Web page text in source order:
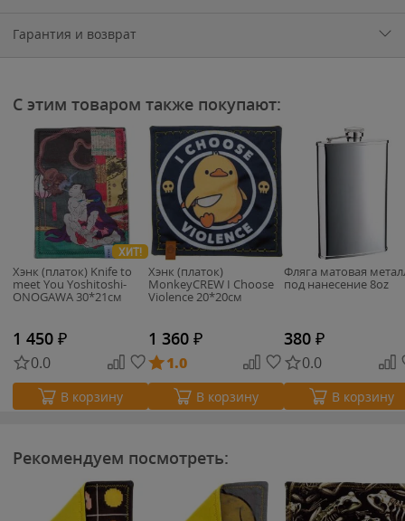
Гарантия и возврат
С этим товаром также покупают:
ХИТ!
Хэнк (платок) Knife to
meet You Yoshitoshi-
ONOGAWA 30*21см
1 450 ₽
0.0
В корзину
Хэнк (платок)
MonkeyCREW I Choose
Violence 20*20см
1 360 ₽
1.0
В корзину
Фляга матовая
под нанесение 8oz
380 ₽
0.0
В корзину
Рекомендуем посмотреть: